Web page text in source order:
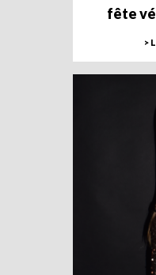
fête
>